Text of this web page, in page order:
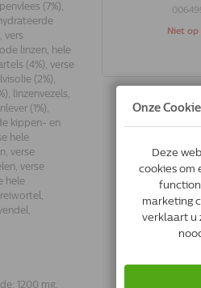
(7%),
vers
linzen, hele
(4%), verse
(2%),
linzenvezels,
(1%),
kippen- en
hele
verse
verse
hele
1200 mg,
Niet op